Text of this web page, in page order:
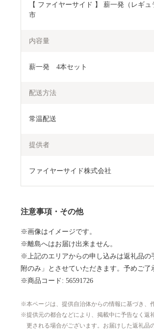
【 ファイヤーサイド 】 薪一発（レギ
市
内容量
薪一発　4本セット
配送方法
常温配送
提供者
ファイヤーサイド株式会社
注意事項・その他
※画像はイメージです。
※離島へはお届け出来ません。
※上記のエリアからの申し込みは返礼品
附のみ」とさせていただきます。予めご了
※商品コード: 56591726
本ページは、提供自治体からの情報に基づき、
提供元の都合などにより、掲載中に予告なく
更される場合がございます。お届けした返礼